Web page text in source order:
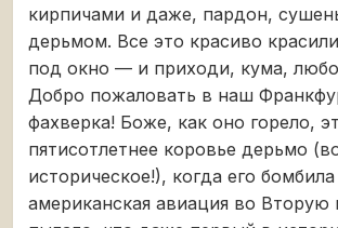
кирпичами и даже, пардон,
дерьмом. Все это красиво
под окно — и приходи, кума,
Добро пожаловать в наш
фахверка! Боже, как оно горело,
пятисотлетнее коровье дерьмо
историческое!), когда его
американская авиация во